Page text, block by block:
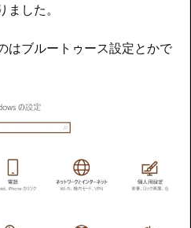
した。
ブルートゥース設定とかで